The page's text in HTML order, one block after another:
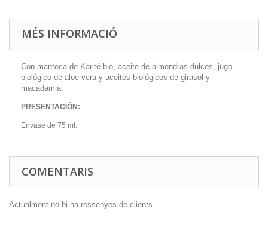
MÉS INFORMACIÓ
Con manteca de Karité bio, aceite de almendras dulces, jugo
biológico de aloe vera y aceites biológicos de girasol y
macadamia.
PRESENTACIÓN:
Envase de 75 ml.
COMENTARIS
Actualment no hi ha ressenyes de clients.